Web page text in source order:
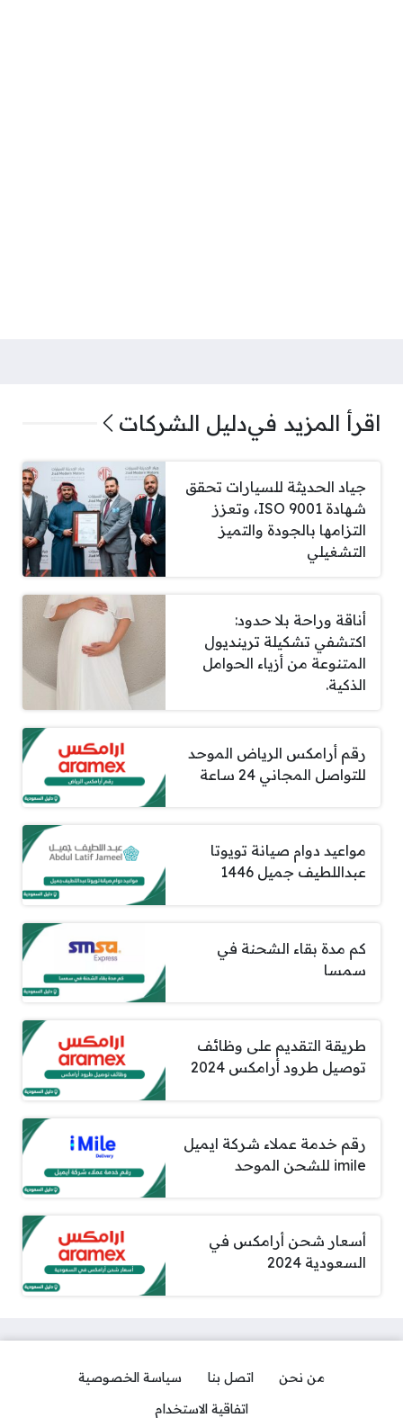
اقرأ المزيد فيدليل الشركات
جياد الحديثة للسيارات تحقق
شهادة ISO 9001، وتعزز
التزامها بالجودة والتميز
التشغيلي
أناقة وراحة بلا حدود:
اكتشفي تشكيلة ترينديول
المتنوعة من أزياء الحوامل
الذكية.
رقم أرامكس الرياض الموحد
للتواصل المجاني 24 ساعة
مواعيد دوام صيانة تويوتا
عبداللطيف جميل 1446
كم مدة بقاء الشحنة في
سمسا
طريقة التقديم على وظائف
توصيل طرود أرامكس 2024
رقم خدمة عملاء شركة ايميل
imile للشحن الموحد
أسعار شحن أرامكس في
السعودية 2024
من نحن اتصل بنا
سياسة الخصوصية
اتفاقية الاستخدام